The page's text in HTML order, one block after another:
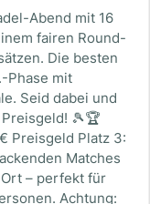
Abend mit 16
fairen Round-
Die besten
Phase mit
Seid dabei und
🎾🏆
Preisgeld Platz 3:
Matches
– perfekt für
Achtung: